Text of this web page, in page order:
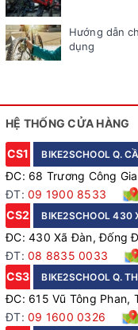
Hướng dẫn
dụng
HỆ THỐNG CỬA HÀNG
CS1 BIKE2SCHOOL Q.
ĐC: 68 Trương Công
ĐT: 09 1900 8533
CS2
BIKE2SCHOOL 430
ĐC: 430 Xã Đàn, Đống
ĐT: 08 8835 0033
CS3
BIKE2SCHOOL Q.
ĐC: 615 Vũ Tông Phan,
ĐT: 09 1600 0326